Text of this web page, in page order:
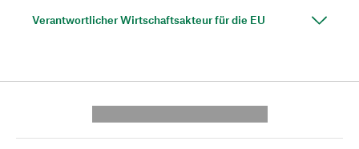
Verantwortlicher Wirtschaftsakteur für die EU